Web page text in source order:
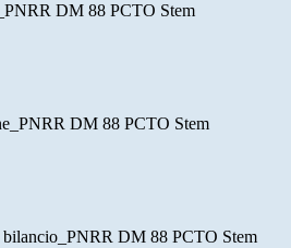
DM 88 PCTO Stem
DM 88 PCTO Stem
DM 88 PCTO Stem